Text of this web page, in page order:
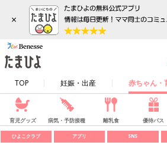
×
TOP 妊娠・出産 赤ちゃん・
育児グッズ 病気・予防接種 離乳食 優待パス
ひよこクラブ アプリ SNS